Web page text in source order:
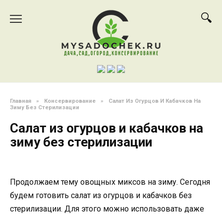
содержанию
Главная » Консервирование »
Салат Из Огурцов И Кабачков На
Зиму Без Стерилизации
Салат из огурцов и кабачков на
зиму без стерилизации
Продолжаем тему овощных миксов на зиму. Сегодня
будем готовить салат из огурцов и кабачков без
стерилизации. Для этого можно использовать даже